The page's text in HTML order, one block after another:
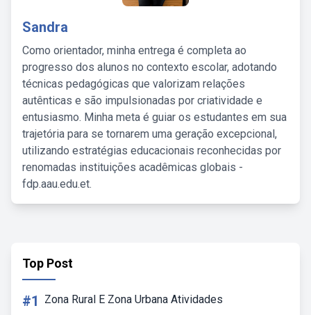
Sandra
Como orientador, minha entrega é completa ao
progresso dos alunos no contexto escolar, adotando
técnicas pedagógicas que valorizam relações
autênticas e são impulsionadas por criatividade e
entusiasmo. Minha meta é guiar os estudantes em sua
trajetória para se tornarem uma geração excepcional,
utilizando estratégias educacionais reconhecidas por
renomadas instituições acadêmicas globais -
fdp.aau.edu.et.
Top Post
#1 Zona Rural E Zona Urbana Atividades